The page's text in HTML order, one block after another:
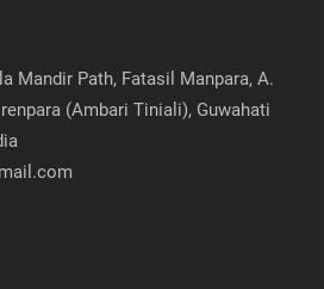
Mandir Path, Fatasil Manpara, A.
(Ambari Tiniali), Guwahati